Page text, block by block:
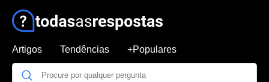
Artigos Tendências +Populares